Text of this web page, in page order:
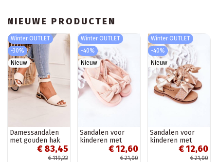
NIEUWE PRODUCTEN
Winter OUTLET
-30%
Nieuw
Damessandalen
met gouden hak
Laura Messi beige
€ 83,45
€ 119,22
Winter OUTLET
-40%
Nieuw
Sandalen voor
kinderen met
drukknoopsluiting,
€ 12,60
€ 21,00
Winter OUTLET
-40%
Nieuw
Sandalen voor
kinderen met
€ 12,60
€ 21,00